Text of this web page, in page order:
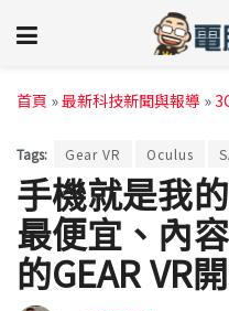
首頁 »最新科技新聞與報導 »
Tags: Gear VR Oculus
手機就是我
最便宜、內
的GEAR VR